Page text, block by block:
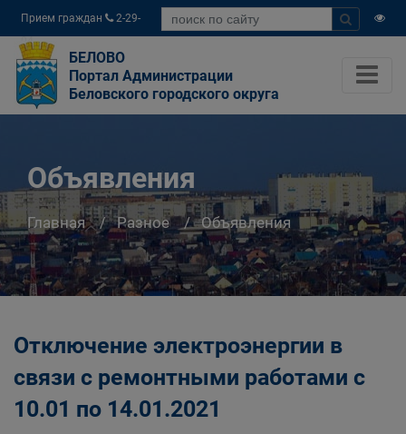
Прием граждан
2-29-
04
БЕЛОВО
Портал Администрации
Беловского городского округа
Объявления
Главная Разное Объявления
Отключение электроэнергии в
связи с ремонтными работами c
10.01 по 14.01.2021